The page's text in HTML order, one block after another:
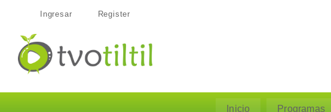
Ingresar Register
Inicio Programas